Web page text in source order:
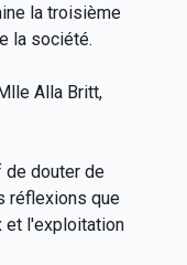
la troisième
la société.
Alla Britt,
de douter de
réflexions que
et l'exploitation